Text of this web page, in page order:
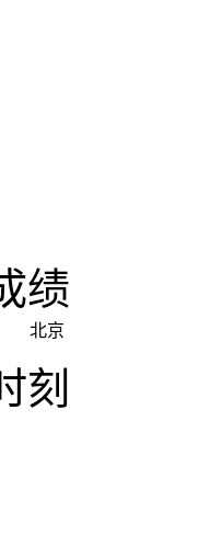
绩
北京
刻